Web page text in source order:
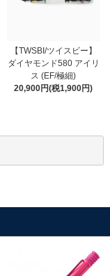
【TWSBI/ツイスビー】
ダイヤモンド580 アイリ
ス (EF/極細)
20,900円(税1,900円)